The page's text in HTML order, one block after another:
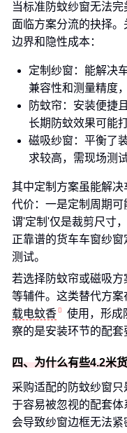
当标准防蚊纱窗无法
面临方案分流的抉择
边界和隐性成本：
定制纱窗：能解决
兼容性和测量精度
防蚊帘：安装便捷
长期防蚊效果可能
磁吸纱窗：平衡了
求较高，需现场测
其中定制方案虽能解
代价：一是定制周期
谓'定制'仅是裁剪尺寸
正靠谱的货车车窗纱
测试。
若选择防蚊帘或磁吸
等辅件。这类替代方
载电蚊香
使用，形成
察的是安装环节的配套
四、为什么有些4.2米
采购适配的防蚊纱窗
于容易被忽视的配套
会导致纱窗边框无法